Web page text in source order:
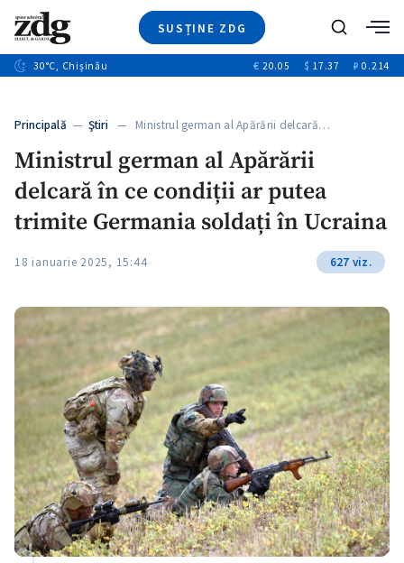
SUSȚINE ZDG
Ştiri
+9
Special
+1
Blog
ZdGust
Caută
30°C, Chișinău € 20.05 $ 17.37 ₽ 0.214
Principală — Ştiri — Ministrul german al Apărării delcară…
Ministrul german al Apărării
delcară în ce condiții ar putea
trimite Germania soldați în Ucraina
18 ianuarie 2025, 15:44 627 viz.